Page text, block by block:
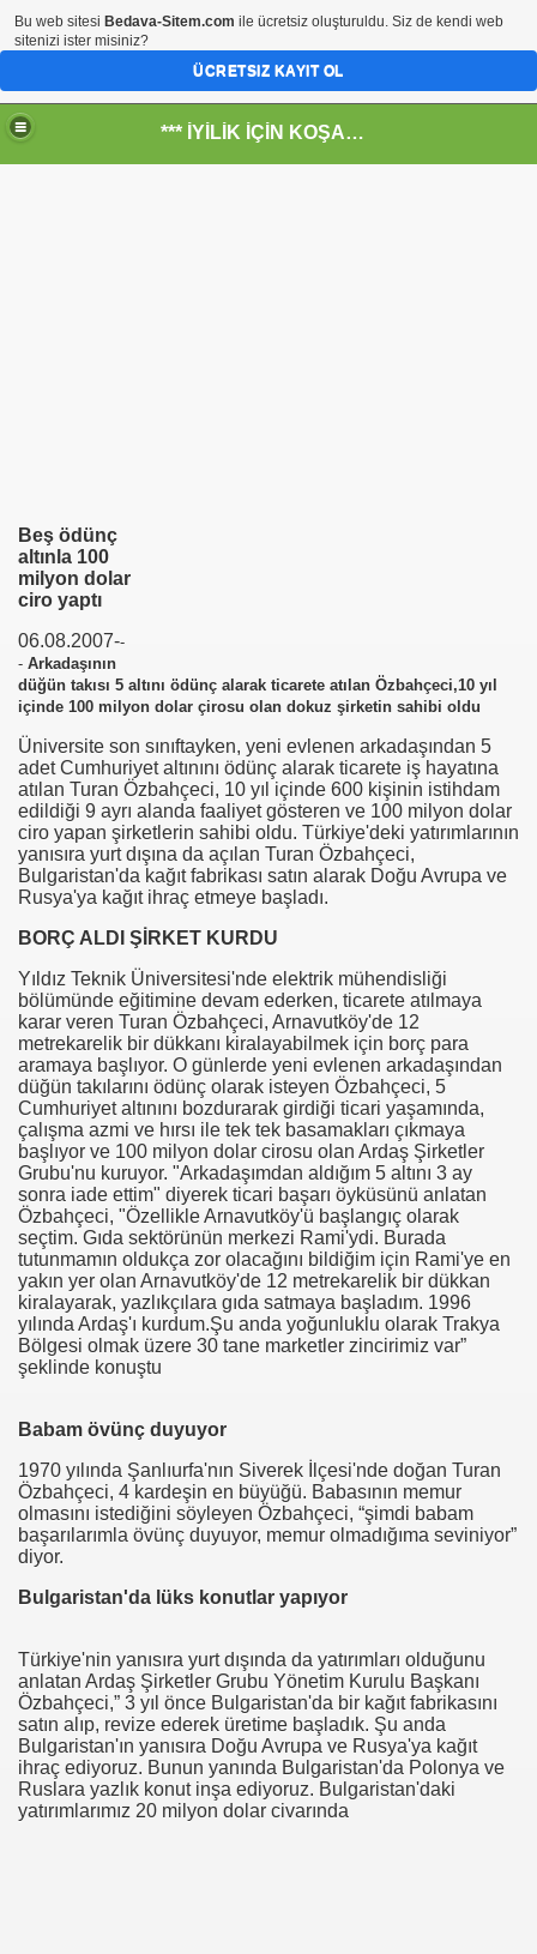
*** İYİLİK İÇİN KOŞANLARIN YERİ***
Beş ödünç
altınla 100
milyon dolar
ciro yaptı
06.08.2007--
- Arkadaşının
düğün takısı 5 altını ödünç alarak ticarete atılan Özbahçeci,10 yıl
içinde 100 milyon dolar çirosu olan dokuz şirketin sahibi oldu
Üniversite son sınıftayken, yeni evlenen arkadaşından 5
adet Cumhuriyet altınını ödünç alarak ticarete iş hayatına
atılan Turan Özbahçeci, 10 yıl içinde 600 kişinin istihdam
edildiği 9 ayrı alanda faaliyet gösteren ve 100 milyon dolar
ciro yapan şirketlerin sahibi oldu. Türkiye'deki yatırımlarının
yanısıra yurt dışına da açılan Turan Özbahçeci,
Bulgaristan'da kağıt fabrikası satın alarak Doğu Avrupa ve
Rusya'ya kağıt ihraç etmeye başladı.
BORÇ ALDI ŞİRKET KURDU
Yıldız Teknik Üniversitesi'nde elektrik mühendisliği
bölümünde eğitimine devam ederken, ticarete atılmaya
karar veren Turan Özbahçeci, Arnavutköy'de 12
metrekarelik bir dükkanı kiralayabilmek için borç para
aramaya başlıyor. O günlerde yeni evlenen arkadaşından
düğün takılarını ödünç olarak isteyen Özbahçeci, 5
Cumhuriyet altınını bozdurarak girdiği ticari yaşamında,
çalışma azmi ve hırsı ile tek tek basamakları çıkmaya
başlıyor ve 100 milyon dolar cirosu olan Ardaş Şirketler
Grubu'nu kuruyor. "Arkadaşımdan aldığım 5 altını 3 ay
sonra iade ettim" diyerek ticari başarı öyküsünü anlatan
Özbahçeci, "Özellikle Arnavutköy'ü başlangıç olarak
seçtim. Gıda sektörünün merkezi Rami'ydi. Burada
tutunmamın oldukça zor olacağını bildiğim için Rami'ye en
yakın yer olan Arnavutköy'de 12 metrekarelik bir dükkan
kiralayarak, yazlıkçılara gıda satmaya başladım. 1996
yılında Ardaş'ı kurdum.Şu anda yoğunluklu olarak Trakya
Bölgesi olmak üzere 30 tane marketler zincirimiz var”
şeklinde konuştu
Babam övünç duyuyor
1970 yılında Şanlıurfa'nın Siverek İlçesi'nde doğan Turan
Özbahçeci, 4 kardeşin en büyüğü. Babasının memur
olmasını istediğini söyleyen Özbahçeci, “şimdi babam
başarılarımla övünç duyuyor, memur olmadığıma seviniyor”
diyor.
Bulgaristan'da lüks konutlar yapıyor
Türkiye'nin yanısıra yurt dışında da yatırımları olduğunu
anlatan Ardaş Şirketler Grubu Yönetim Kurulu Başkanı
Özbahçeci,” 3 yıl önce Bulgaristan'da bir kağıt fabrikasını
satın alıp, revize ederek üretime başladık. Şu anda
Bulgaristan'ın yanısıra Doğu Avrupa ve Rusya'ya kağıt
ihraç ediyoruz. Bunun yanında Bulgaristan'da Polonya ve
Ruslara yazlık konut inşa ediyoruz. Bulgaristan'daki
yatırımlarımız 20 milyon dolar civarında
- HİDROJEN ENERJİ MRK *NASIL ENGELLENDİ* !!!
-Engellenen Mühendis !!!
Halal Food
AS-DER.
TARİHİ MÜZESİ
Bu web sitesi Bedava-Sitem.com ile ücretsiz oluşturuldu. Siz de kendi web
sitenizi ister misiniz?
ÜCRETSIZ KAYIT OL